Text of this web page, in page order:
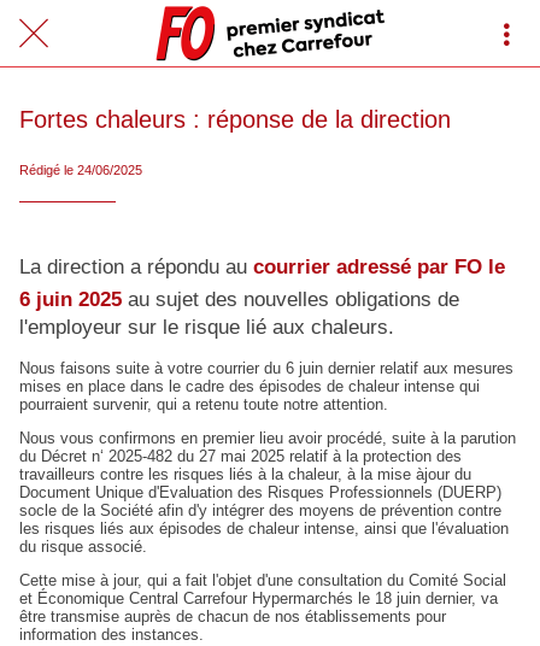
Fortes chaleurs : réponse de la direction
Rédigé le 24/06/2025
La direction a répondu au courrier adressé par FO le
6 juin 2025 au sujet des nouvelles obligations de
l'employeur sur le risque lié aux chaleurs.
Nous faisons suite à votre courrier du 6 juin dernier relatif aux mesures
mises en place dans le cadre des épisodes de chaleur intense qui
pourraient survenir, qui a retenu toute notre attention.
Nous vous confirmons en premier lieu avoir procédé, suite à la parution
du Décret n‘ 2025-482 du 27 mai 2025 relatif à la protection des
travailleurs contre les risques liés à la chaleur, à la mise àjour du
Document Unique d'Evaluation des Risques Professionnels (DUERP)
socle de la Société afin d'y intégrer des moyens de prévention contre
les risques liés aux épisodes de chaleur intense, ainsi que l'évaluation
du risque associé.
Cette mise à jour, qui a fait l'objet d'une consultation du Comité Social
et Économique Central Carrefour Hypermarchés le 18 juin dernier, va
être transmise auprès de chacun de nos établissements pour
information des instances.